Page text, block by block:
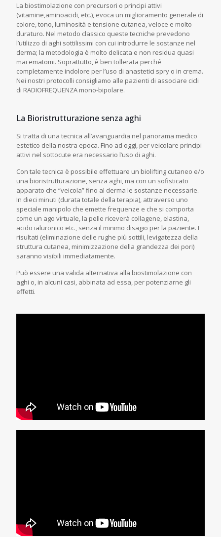
La biostimolazione con precursori o principi attivi
(vitamine,aminoacidi, etc.), evoca un miglioramento generale di
colore, tono, luminosità e tensione cutanea, veloce e molto
duraturo. Nel metodo classico queste tecniche prevedono
l’utilizzo di aghi sottilissimi con cui introdurre le sostanze nel
derma; la metodologia è molto delicata e non residua quasi
mai ematomi. Soprattutto, è ben tollerata perché
completamente indolore per l’uso di anastetici spry o in crema.
Nei nostri protocolli consigliamo alle pazienti di associare cicli
di RADIOFREQUENZA mono-bipolare.
La Bioristrutturazione senza aghi
Si tratta di una tecnica all’avanguardia nel panorama medico
estetico della nostra epoca. Fino ad oggi, per veicolare principi
attivi nel sottocute era necessario l’uso di aghi.
Con tale tecnica è possibile effettuare un biolifting cutaneo e/o
una bioristrutturazione, senza aghi, ma con un sofisticato
apparato che “veicola” fino al derma le sostanze necessarie.
In dieci minuti (durata totale della terapia), attraverso uno
speciale manipolo che emette frequenze e che si comporta
come un ago virtuale, la pelle riceverà collagene, elastina,
acido ialuronico etc., senza il minimo disagio per la paziente. I
risultati (eliminazione delle rughe più sottili, levigatezza della
struttura cutanea, minimizzazione della grandezza dei pori)
saranno visibili immediatamente.
Può essere una valida alternativa alla biostimolazione con
aghi o, in alcuni casi, abbinata ad essa, per potenziarne gli
effetti.